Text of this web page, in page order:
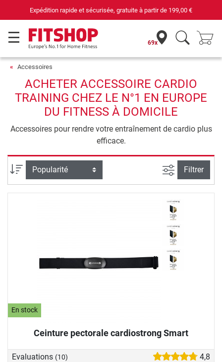
Expédition rapide et sécurisée, gratuite à partir de 199,00 €
69x
Accessoires
ACHETER ACCESSOIRE CARDIO
TRAINING CHEZ LE N°1 EN EUROPE
DU FITNESS À DOMICILE
Accessoires pour rendre votre entraînement de cardio plus
efficace.
Trier par Filtrer la
Filtrer
En stock
Ceinture pectorale cardiostrong Smart
Evaluations (10) 4,8